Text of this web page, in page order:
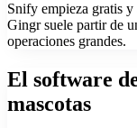
Snify empieza gratis y
Gingr suele partir de
operaciones grandes.
El software
mascotas